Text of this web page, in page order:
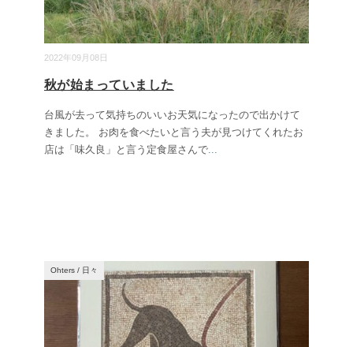
2022年09月08日
秋が始まっていました
台風が去って気持ちのいいお天気になったので出かけて
きました。 お肉を食べたいと言う夫が見つけてくれたお
店は「味久良」と言う定食屋さんで...
Ohters / 日々